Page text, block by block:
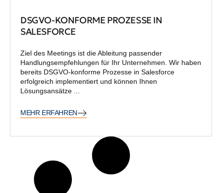
DSGVO-KONFORME PROZESSE IN
SALESFORCE
Ziel des Meetings ist die Ableitung passender
Handlungsempfehlungen für Ihr Unternehmen. Wir haben
bereits DSGVO-konforme Prozesse in Salesforce
erfolgreich implementiert und können Ihnen
Lösungsansätze ...
MEHR ERFAHREN